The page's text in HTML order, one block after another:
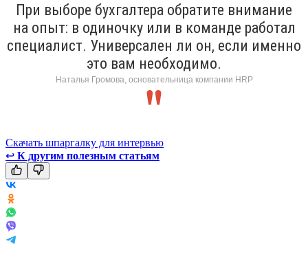
При выборе бухгалтера обратите внимание
на опыт: в одиночку или в команде работал
специалист. Универсален ли он, если именно
это вам необходимо.
Наталья Громова, основательница компании HRP
Скачать шпаргалку для интервью
↩ К другим полезным статьям